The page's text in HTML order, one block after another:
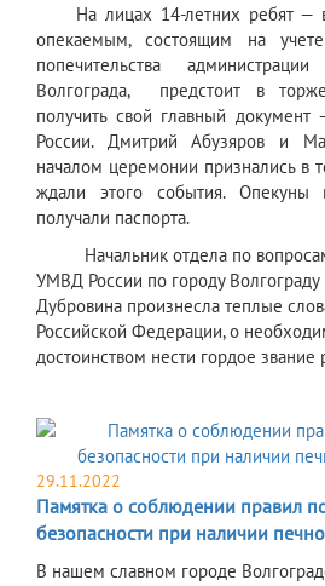
На лицах 14-летних ребят —
опекаемым, состоящим на
попечительства
Волгограда, предстоит в
получить свой главный документ
России. Дмитрий Абузяров и
началом церемонии признались в
ждали этого события. Опекуны
получали паспорта.
Начальник отдела по
УМВД России по городу
Дубровина произнесла теплые
Российской Федерации, о
достоинством нести гордое звание
29.11.2022
Памятка о соблюдении правил
безопасности при наличии
В нашем славном городе